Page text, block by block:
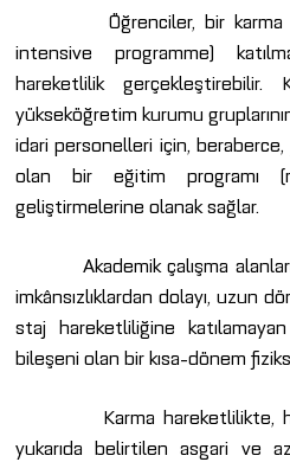
Öğrenciler, bir karma
intensive programme)
hareketlilik gerçekleştirebilir.
yükseköğretim kurumu
idari personelleri için,
olan bir eğitim programı
geliştirmelerine olanak sağlar.
Akademik çalışma
imkânsızlıklardan dolayı, uzun
staj hareketliliğine
bileşeni olan bir kısa-dönem
Karma hareketlilikte,
yukarıda belirtilen asgari ve